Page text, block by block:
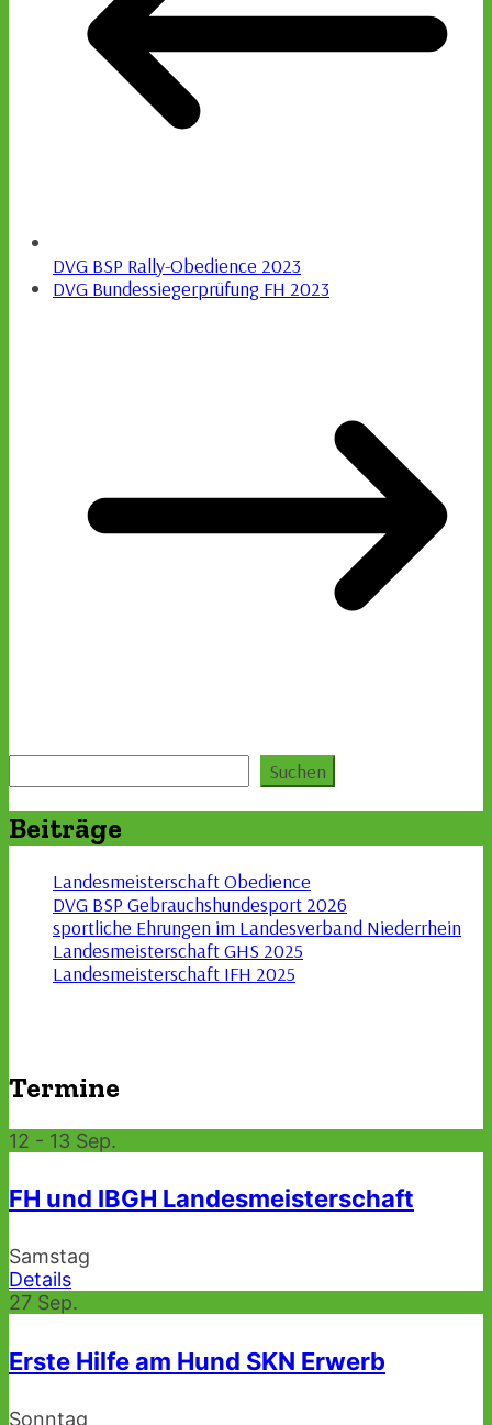
DVG BSP Rally-Obedience 2023
DVG Bundessiegerprüfung FH 2023
Suchen
Beiträge
Landesmeisterschaft Obedience
DVG BSP Gebrauchshundesport 2026
sportliche Ehrungen im Landesverband Niederrhein
Landesmeisterschaft GHS 2025
Landesmeisterschaft IFH 2025
Termine
12 - 13 Sep.
FH und IBGH Landesmeisterschaft
Samstag
Details
27 Sep.
Erste Hilfe am Hund SKN Erwerb
Sonntag